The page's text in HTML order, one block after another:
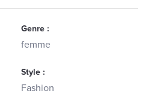
Genre :
femme
Style :
Fashion